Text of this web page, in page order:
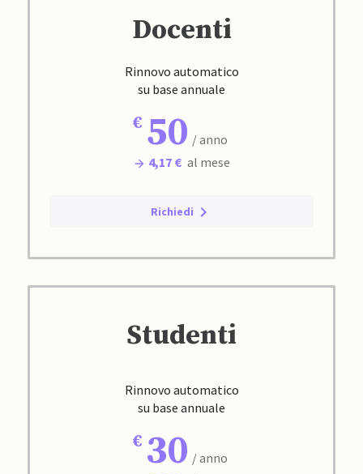
Docenti
Rinnovo automatico
su base annuale
50 / anno
4,17 € al mese
Richiedi
Studenti
Rinnovo automatico
su base annuale
30 / anno